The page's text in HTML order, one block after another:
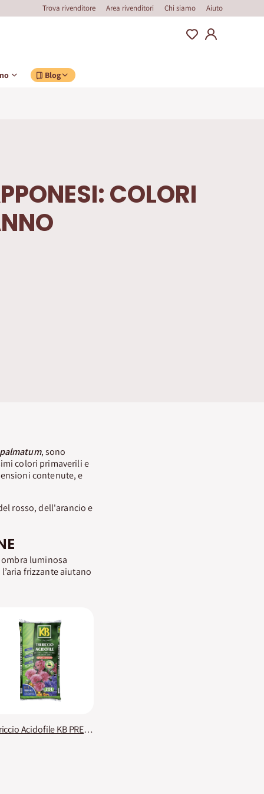
Trova rivenditore Area rivenditori Chi siamo Aiuto
Blog
COLORI
, sono
colori primaverili e
contenute, e
rosso, dell'arancio e
luminosa
frizzante aiutano
Terriccio Acidofile KB PREMIUM